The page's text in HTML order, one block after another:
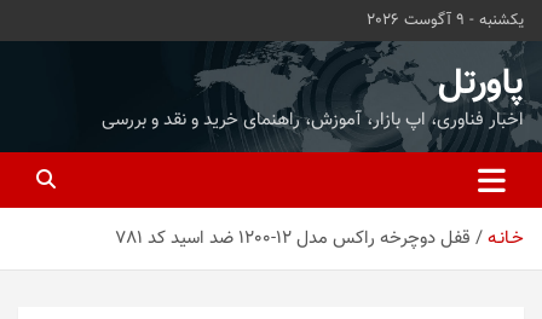
محتوا
بروید
یکشنبه - 9 آگوست 2026
پاورتل
اخبار فناوری، اپ بازار، آموزش، راهنمای خرید و نقد و بررسی
خـانـه قفل دوچرخه راکس مدل 12-1200 ضد اسید کد 781